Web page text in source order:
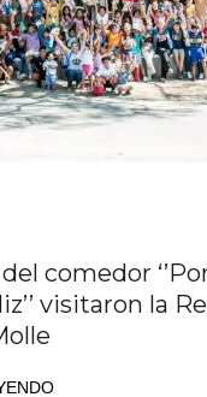
comedor
visitaron la